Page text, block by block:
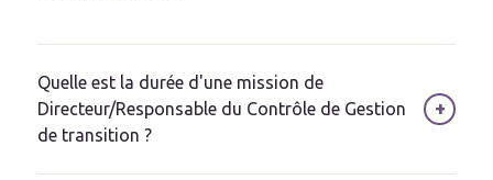
Quelle est la durée d'une mission de
Directeur/Responsable du Contrôle de Gestion
de transition ?
+